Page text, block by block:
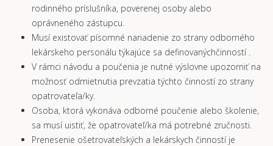
rodinného príslušníka, poverenej osoby alebo
oprávneného zástupcu.
Musí existovať písomné nariadenie zo strany odborného
lekárskeho personálu týkajúce sa definovanýchčinností .
V rámci návodu a poučenia je nutné výslovne upozorniť na
možnosť odmietnutia prevzatia týchto činností zo strany
opatrovateľa/ky.
Osoba, ktorá vykonáva odborné poučenie alebo školenie,
sa musí uistiť, že opatrovateľ/ka má potrebné zručnosti.
Prenesenie ošetrovateľských a lekárskych činností je